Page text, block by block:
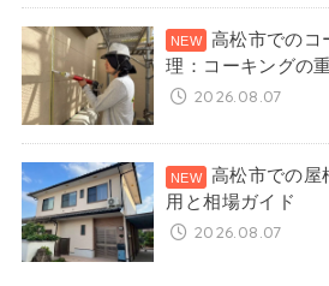
高松市でのコ
理：コーキングの
2026.08.07
高松市での屋
用と相場ガイド
2026.08.07